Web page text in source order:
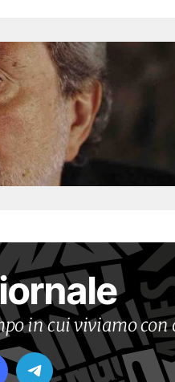
in cui viviamo con